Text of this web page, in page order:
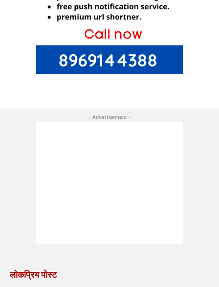
- Advertisement -
लोकप्रिय पोस्ट